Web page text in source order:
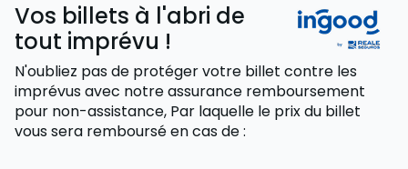
Vos billets à l'abri de
tout imprévu !
N'oubliez pas de protéger votre billet contre les
imprévus avec notre assurance remboursement
pour non-assistance, Par laquelle le prix du billet
vous sera rembourséen cas de: